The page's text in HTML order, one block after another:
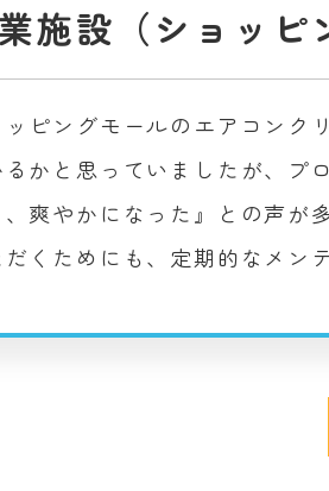
施設（ショッピ
ッピングモールのエアコンク
るかと思っていましたが、プ
、爽やかになった』との声が
だくためにも、定期的なメン